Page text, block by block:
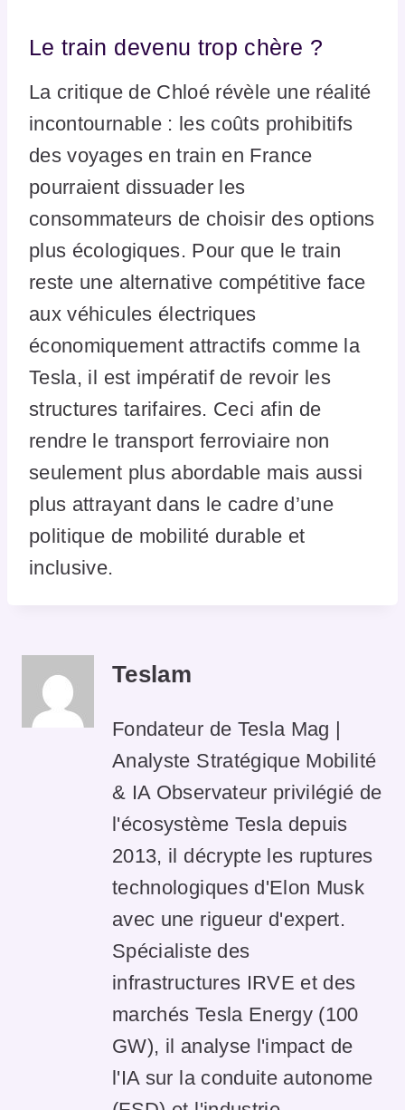
Le train devenu trop chère ?
La critique de Chloé révèle une réalité
incontournable : les coûts prohibitifs
des voyages en train en France
pourraient dissuader les
consommateurs de choisir des options
plus écologiques. Pour que le train
reste une alternative compétitive face
aux véhicules électriques
économiquement attractifs comme la
Tesla, il est impératif de revoir les
structures tarifaires. Ceci afin de
rendre le transport ferroviaire non
seulement plus abordable mais aussi
plus attrayant dans le cadre d’une
politique de mobilité durable et
inclusive.
Teslam
Fondateur de Tesla Mag |
Analyste Stratégique Mobilité
& IA Observateur privilégié de
l'écosystème Tesla depuis
2013, il décrypte les ruptures
technologiques d'Elon Musk
avec une rigueur d'expert.
Spécialiste des
infrastructures IRVE et des
marchés Tesla Energy (100
GW), il analyse l'impact de
l'IA sur la conduite autonome